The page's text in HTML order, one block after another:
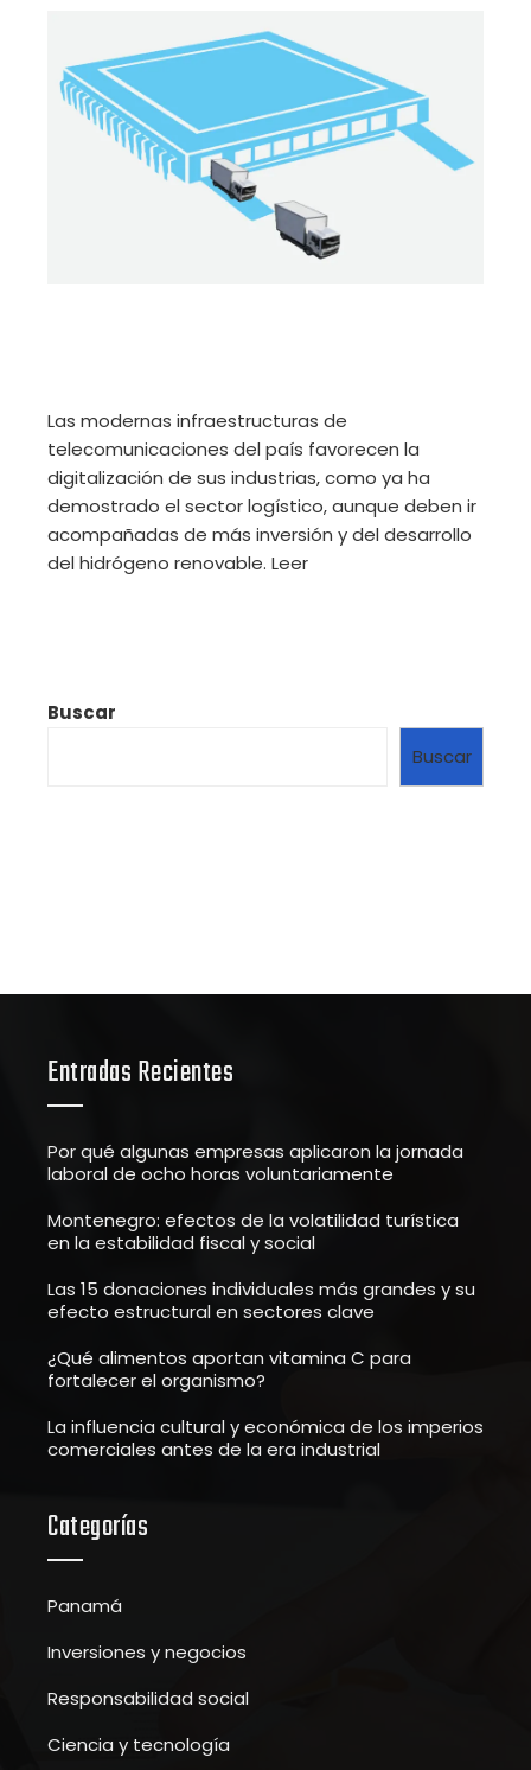
Las modernas infraestructuras de
telecomunicaciones del país favorecen la
digitalización de sus industrias, como ya ha
demostrado el sector logístico, aunque deben ir
acompañadas de más inversión y del desarrollo
del hidrógeno renovable. Leer
Buscar
Buscar
Entradas Recientes
Por qué algunas empresas aplicaron la jornada
laboral de ocho horas voluntariamente
Montenegro: efectos de la volatilidad turística
en la estabilidad fiscal y social
Las 15 donaciones individuales más grandes y su
efecto estructural en sectores clave
¿Qué alimentos aportan vitamina C para
fortalecer el organismo?
La influencia cultural y económica de los imperios
comerciales antes de la era industrial
Categorías
Panamá
Inversiones y negocios
Responsabilidad social
Ciencia y tecnología